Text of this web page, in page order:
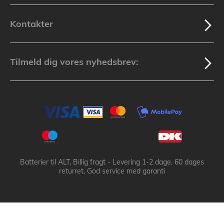
Kontakter
Tilmeld dig vores nyhedsbrev:
Batterier til ALT, Billig fragt - Levering 1-2 dage, 60 dages
returret, God service med garanti